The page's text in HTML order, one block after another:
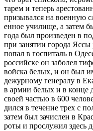
та­рем и те­перь
при­зы­вал­ся на во­ен­ную
ен­ное учи­ли­ще, а за­тем
го­да был про­из­ве­ден в
при за­ня­тии го­ро­да
по­пал в гос­пи­таль в
рос­сий­ске он за­бо­лел
вой­ска бе­лых, и он был
де­жур­но­му ге­не­ра­лу в
в ар­мии бе­лых и в кон­це
сво­ей ча­стью в 600
дил­ся в те­че­ние трех с
за­тем был за­чис­лен в
ро­ты и про­слу­жил здесь